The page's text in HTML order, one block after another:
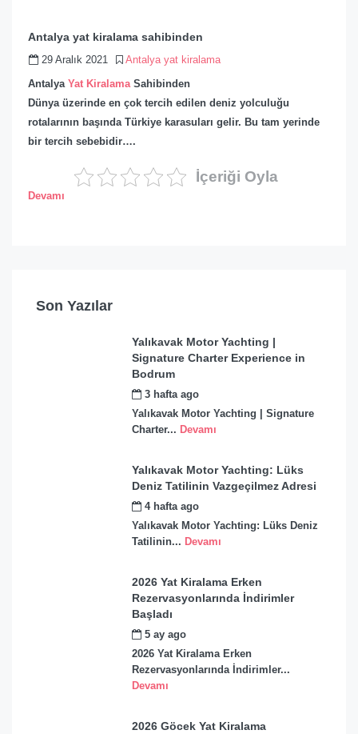
Antalya yat kiralama sahibinden
29 Aralık 2021
Antalya yat kiralama
Antalya Yat KiralamaSahibinden
Dünya üzerinde en çok tercih edilen deniz yolculuğu
rotalarının başında Türkiye karasuları gelir. Bu tam yerinde
bir tercih sebebidir….
İçeriği Oyla
Devamı
Son Yazılar
Yalıkavak Motor Yachting |
Signature Charter Experience in
Bodrum
3 hafta ago
Yalıkavak Motor Yachting | Signature
Charter... Devamı
Yalıkavak Motor Yachting: Lüks
Deniz Tatilinin Vazgeçilmez Adresi
4 hafta ago
Yalıkavak Motor Yachting: Lüks Deniz
Tatilinin... Devamı
2026 Yat Kiralama Erken
Rezervasyonlarında İndirimler
Başladı
5 ay ago
2026 Yat Kiralama Erken
Rezervasyonlarında İndirimler...
Devamı
2026 Göcek Yat Kiralama